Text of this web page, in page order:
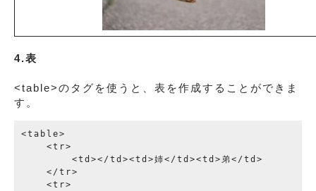
4.表
<table>のタグを使うと、表を作成することができま
す。
<table>
    <tr>
        <td></td><td>姉</td><td>弟</td>
    </tr>
    <tr>